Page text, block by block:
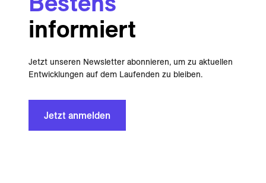
informiert
Jetzt unseren Newsletter abonnieren, um zu aktuellen
Entwicklungen auf dem Laufenden zu bleiben.
Jetzt anmelden